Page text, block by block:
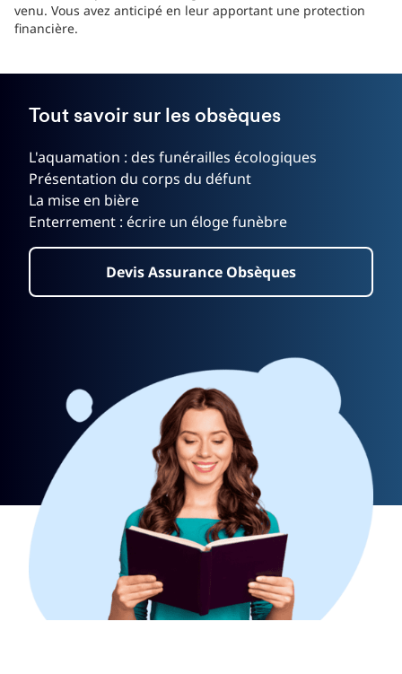
venu. Vous avez anticipé en leur apportant une protection
financière.
Tout savoir sur les obsèques
L'aquamation : des funérailles écologiques
Présentation du corps du défunt
La mise en bière
Enterrement : écrire un éloge funèbre
Devis Assurance Obsèques